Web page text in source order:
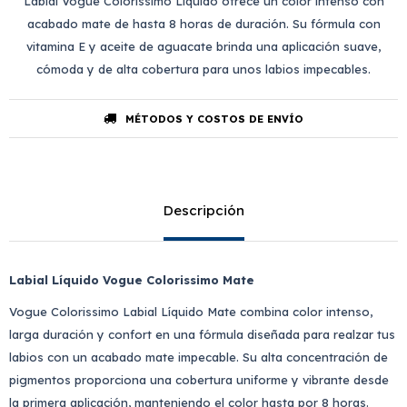
acabado mate de hasta 8 horas de duración. Su fórmula con
vitamina E y aceite de aguacate brinda una aplicación suave,
cómoda y de alta cobertura para unos labios impecables.
MÉTODOS Y COSTOS DE ENVÍO
Descripción
Labial Líquido Vogue Colorissimo Mate
Vogue Colorissimo Labial Líquido Mate combina color intenso,
larga duración y confort en una fórmula diseñada para realzar tus
labios con un acabado mate impecable. Su alta concentración de
pigmentos proporciona una cobertura uniforme y vibrante desde
la primera aplicación, manteniendo el color hasta por 8 horas.